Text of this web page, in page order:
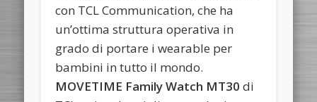
con TCL Communication, che ha
un’ottima struttura operativa in
grado di portare i wearable per
bambini in tutto il mondo.
MOVETIME Family Watch MT30 di